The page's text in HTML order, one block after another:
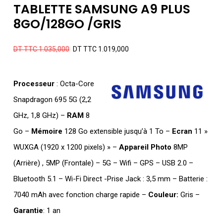
TABLETTE SAMSUNG A9 PLUS
8GO/128GO /GRIS
DT TTC1.035,000 Le
était :
DT
TTC 1.035,000.
DT TTC1.019,000Le
est :
Processeur: Octa-Core
Snapdragon 695 5G (2,2
GHz, 1,8 GHz) – RAM8
Go – Mémoire 128 Go extensible jusqu’à 1 To – Ecran 11 »
WUXGA (1920 x 1200 pixels) » – Appareil Photo 8MP
(Arrière) , 5MP (Frontale) – 5G – Wifi – GPS – USB 2.0 –
Bluetooth 5.1 – Wi-Fi Direct -Prise Jack : 3,5 mm – Batterie :
7040 mAh avec fonction charge rapide – Couleur: Gris –
Garantie: 1 an